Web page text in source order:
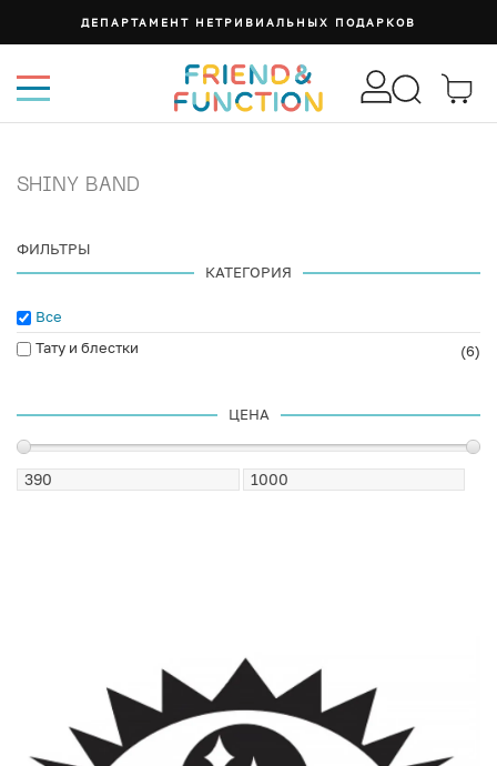
ДЕПАРТАМЕНТ НЕТРИВИАЛЬНЫХ ПОДАРКОВ
SHINY BAND
ФИЛЬТРЫ
КАТЕГОРИЯ
Все
Тату и блестки
(6)
ЦЕНА